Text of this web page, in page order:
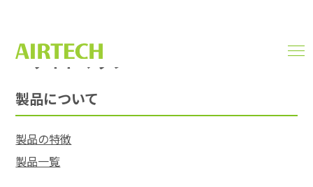
サイトマップ
製品について
製品の特徴
製品一覧